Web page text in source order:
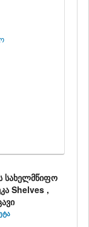
სახელმწიფო
Shelves ,